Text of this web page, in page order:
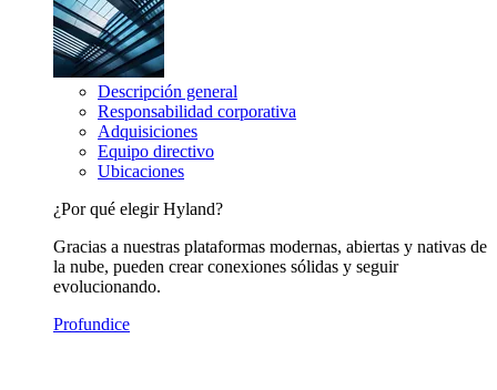
Descripción general
Responsabilidad corporativa
Adquisiciones
Equipo directivo
Ubicaciones
¿Por qué elegir Hyland?
Gracias a nuestras plataformas modernas, abiertas y nativas de
la nube, pueden crear conexiones sólidas y seguir
evolucionando.
Profundice